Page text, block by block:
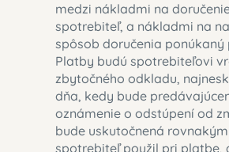
medzi nákladmi na
spotrebiteľ, a nákladmi na
spôsob doručenia ponúkaný
Platby budú spotrebiteľovi
zbytočného odkladu,
dňa, kedy bude
oznámenie o odstúpení od
bude uskutočnená
spotrebiteľ použil pri platbe,